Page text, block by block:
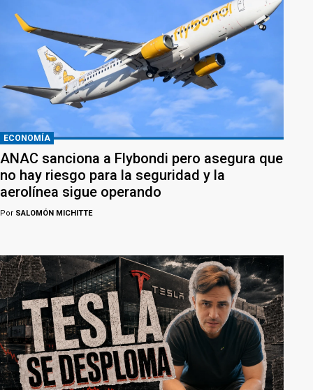
ECONOMÍA
ANAC sanciona a Flybondi pero asegura que
no hay riesgo para la seguridad y la
aerolínea sigue operando
Por SALOMÓN MICHITTE